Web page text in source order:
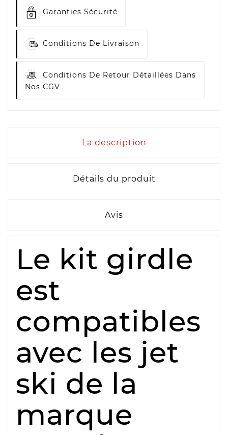
Garanties Sécurité
Conditions De Livraison
Conditions De Retour Détaillées Dans
Nos CGV
La description
Détails du produit
Avis
Le kit girdle
est
compatibles
avec les jet
ski de la
marque